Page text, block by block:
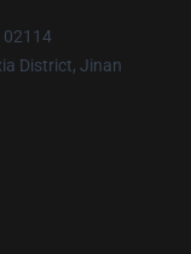
02114
District, Jinan